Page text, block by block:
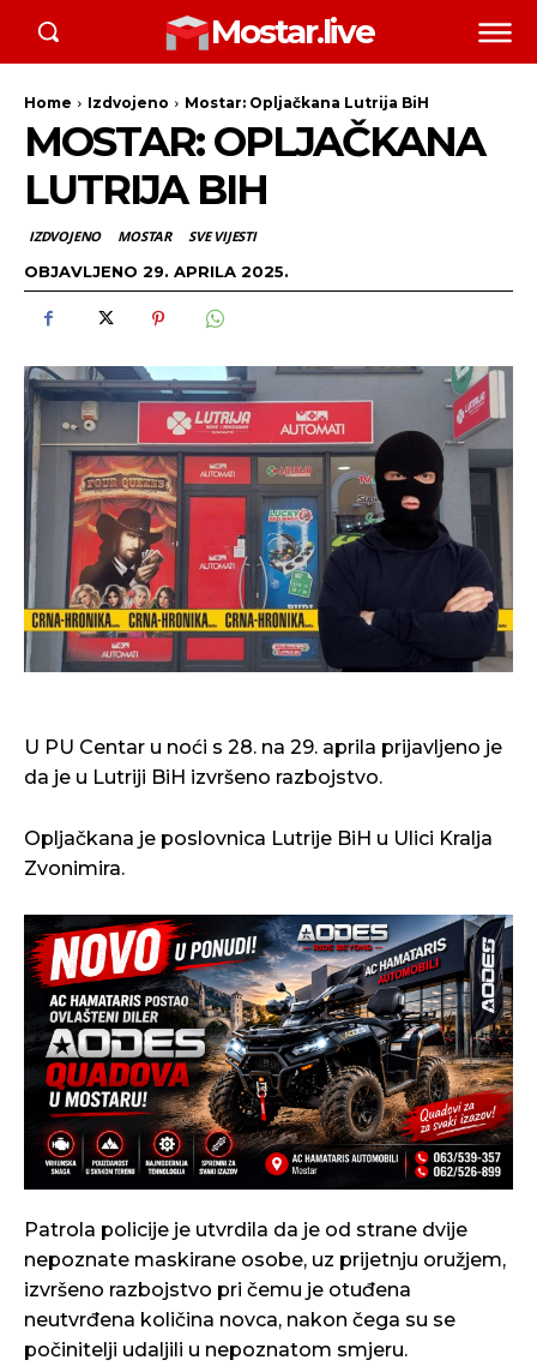
Mostar.live
Home Izdvojeno Mostar: Opljačkana Lutrija BiH
MOSTAR: OPLJAČKANA
LUTRIJA BIH
IZDVOJENO MOSTAR SVE VIJESTI
OBJAVLJENO 29. APRILA 2025.
U PU Centar u noći s 28. na 29. aprila prijavljeno je
da je u Lutriji BiH izvršeno razbojstvo.
Opljačkana je poslovnica Lutrije BiH u Ulici Kralja
Zvonimira.
Patrola policije je utvrdila da je od strane dvije
nepoznate maskirane osobe, uz prijetnju oružjem,
izvršeno razbojstvo pri čemu je otuđena
neutvrđena količina novca, nakon čega su se
počinitelji udaljili u nepoznatom smjeru.